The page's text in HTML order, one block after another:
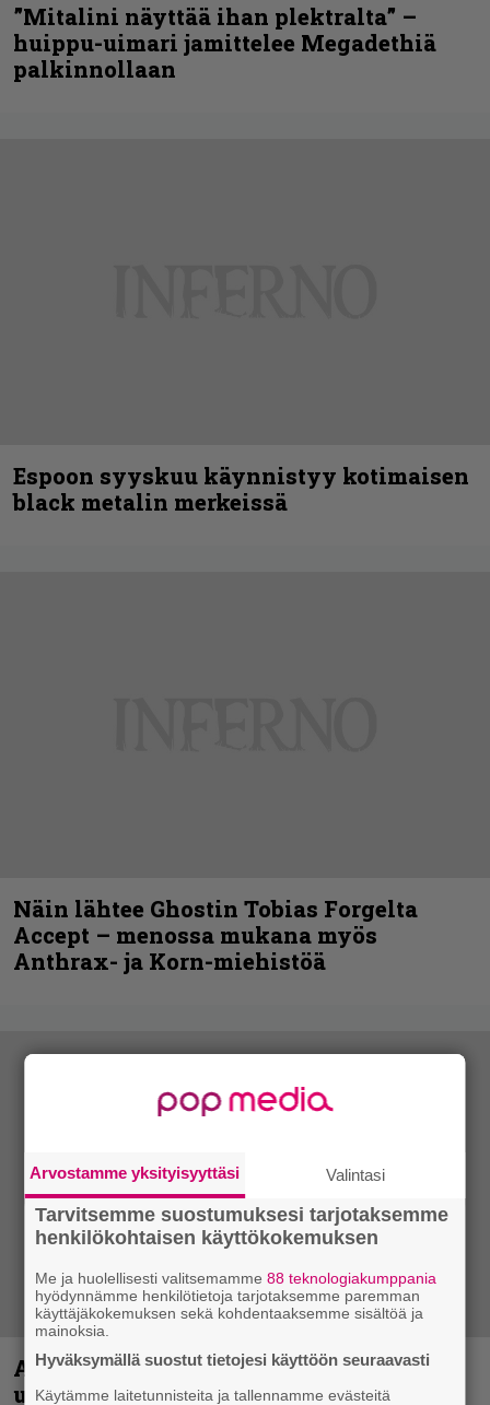
”Mitalini näyttää ihan plektralta” –
huippu-uimari jamittelee Megadethiä
palkinnollaan
Espoon syyskuu käynnistyy kotimaisen
black metalin merkeissä
Näin lähtee Ghostin Tobias Forgelta
Accept – menossa mukana myös
Anthrax- ja Korn-miehistöä
Anthrax vie katsojat keikkatunnelmiin
uudella videollaan
Arvostamme yksityisyyttäsi Valintasi
Tarvitsemme suostumuksesi tarjotaksemme
henkilökohtaisen käyttökokemuksen
Me ja huolellisesti valitsemamme88 teknologiakumppania
hyödynnämme henkilötietoja tarjotaksemme paremman
käyttäjäkokemuksen sekä kohdentaaksemme sisältöä ja
mainoksia.
Hyväksymällä suostut tietojesi käyttöön seuraavasti
Käytämme laitetunnisteita ja tallennamme evästeitä